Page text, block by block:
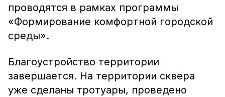
проводятся в рамках программы
«Формирование комфортной городской
среды».
Благоустройство территории
завершается. На территории сквера
уже сделаны тротуары, проведено